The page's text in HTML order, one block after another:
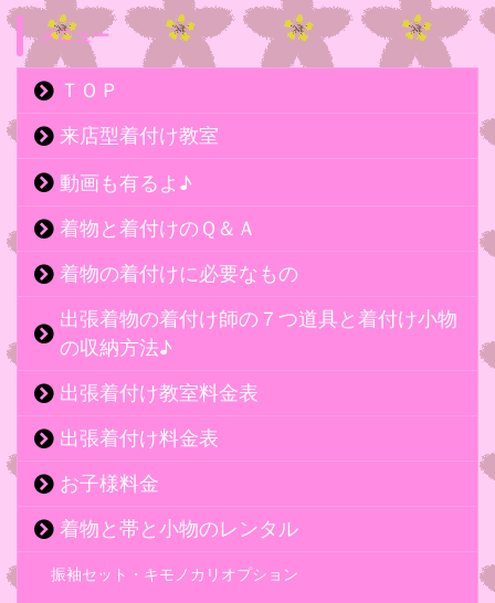
メニュー
ＴＯＰ
来店型着付け教室
動画も有るよ♪
着物と着付けのＱ＆Ａ
着物の着付けに必要なもの
出張着物の着付け師の７つ道具と着付け小物
の収納方法♪
出張着付け教室料金表
出張着付け料金表
お子様料金
着物と帯と小物のレンタル
振袖セット・キモノカリオプション